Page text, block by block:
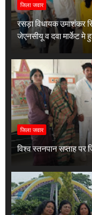
जिला जवार
रसड़ा विधायक उमाशंकर
जेएनसीयू व दवा मार्केट मे
जिला जवार
विश्व स्तनपान सप्ताह पर